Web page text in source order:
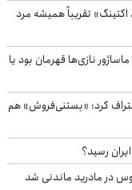
تقریباً همیشه مرد
نازی‌ها قهرمان بود یا
کرد: «بستنی‌فروش» هم
رسید؟
در مادرید ماندنی شد